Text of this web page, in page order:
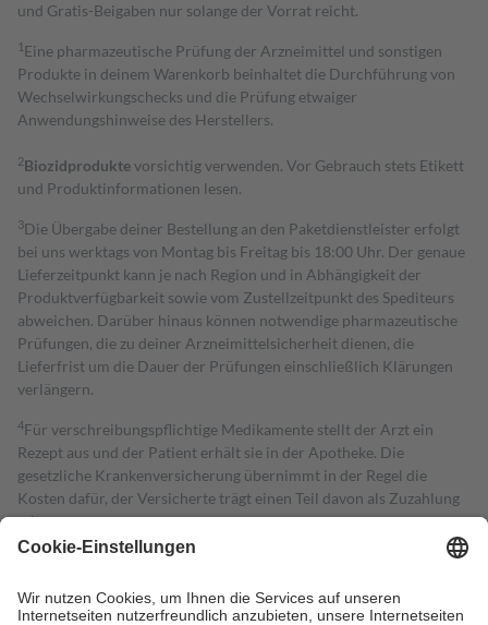
und Gratis-Beigaben nur solange der Vorrat reicht.
1 Eine pharmazeutische Prüfung der Arzneimittel und sonstigen
Produkte in deinem Warenkorb beinhaltet die Durchführung von
Wechselwirkungschecks und die Prüfung etwaiger
Anwendungshinweise des Herstellers.
2Biozidproduktevorsichtig verwenden. Vor Gebrauch stets Etikett
und Produktinformationen lesen.
3Die Übergabe deiner Bestellung an den Paketdienstleister erfolgt
bei uns werktags von Montag bis Freitag bis 18:00 Uhr. Der genaue
Lieferzeitpunkt kann je nach Region und in Abhängigkeit der
Produktverfügbarkeit sowie vom Zustellzeitpunkt des Spediteurs
abweichen. Darüber hinaus können notwendige pharmazeutische
Prüfungen, die zu deiner Arzneimittelsicherheit dienen, die
Lieferfrist um die Dauer der Prüfungen einschließlich Klärungen
verlängern.
4Für verschreibungspflichtige Medikamente stellt der Arzt ein
Rezept aus und der Patient erhält sie in der Apotheke. Die
gesetzliche Krankenversicherung übernimmt in der Regel die
Kosten dafür, der Versicherte trägt einen Teil davon als Zuzahlung
mit.
Grundsätzlich leisten Mitglieder Zuzahlungen in Höhe von zehn
höchstens zehn Euro.
Es sind jedoch nie mehr als die tatsächlichen
Kosten der Leistung zu entrichten.